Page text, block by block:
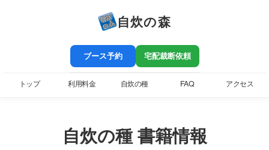
自炊の森
ブース予約 宅配裁断依頼
トップ 利用料金 自炊の種 FAQ アクセス
自炊の種 書籍情報